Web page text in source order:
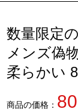
仕上がりをお見逃
数量限定
メンズ偽
柔らかい
商品の価格：